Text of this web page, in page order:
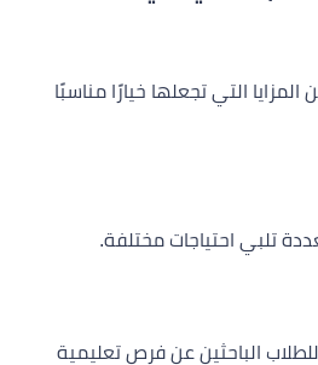
التي تجعلها خيارًا مناسبًا
تلبي احتياجات مختلفة.
الباحثين عن فرص تعليمية